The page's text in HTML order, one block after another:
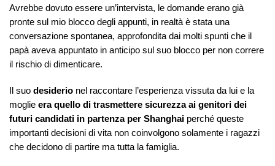
Avrebbe dovuto essere un’intervista, le domande erano già
pronte sul mio blocco degli appunti, in realtà è stata una
conversazione spontanea, approfondita dai molti spunti che il
papà aveva appuntato in anticipo sul suo blocco per non correre
il rischio di dimenticare.
Il suo desiderio nel raccontare l’esperienza vissuta da lui e la
moglie era quello di trasmettere sicurezza ai genitori dei
futuri candidati in partenza per Shanghai perché queste
importanti decisioni di vita non coinvolgono solamente i ragazzi
che decidono di partire ma tutta la famiglia.